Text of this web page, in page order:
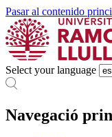
Pasar al contenido
Select your language
Navegació